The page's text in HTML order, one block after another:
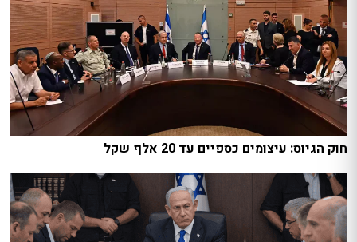
חוק הגיוס: עיצומים כספיים עד 20 אלף שקל